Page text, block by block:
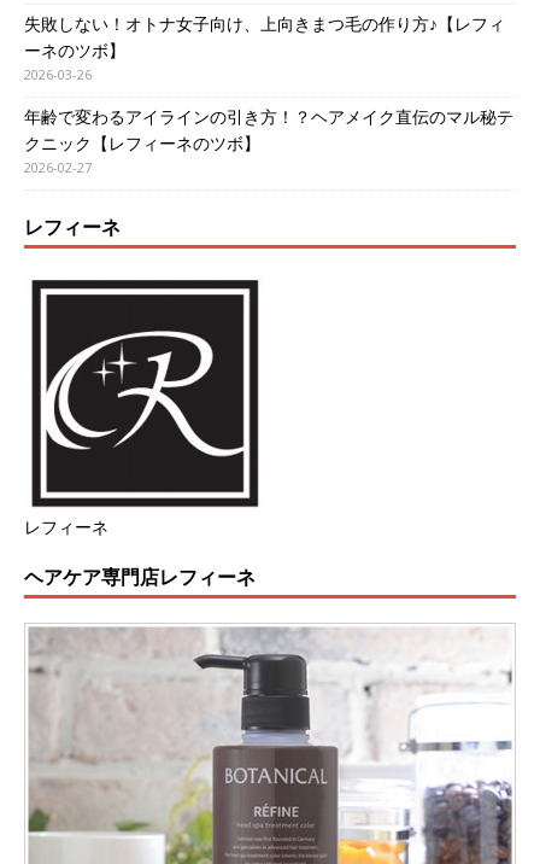
失敗しない！オトナ女子向け、上向きまつ毛の作り方♪【レフィ
ーネのツボ】
2026-03-26
年齢で変わるアイラインの引き方！？ヘアメイク直伝のマル秘テ
クニック【レフィーネのツボ】
2026-02-27
レフィーネ
レフィーネ
ヘアケア専門店レフィーネ